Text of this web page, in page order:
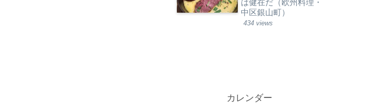
は健在だ（欧州料理・
中区銀山町）
434 views
カレンダー